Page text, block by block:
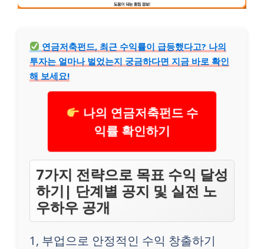
연금저축펀드, 최근 수익률이 급등했다고? 나의
투자는 얼마나 벌었는지 궁금하다면 지금 바로 확인
해 보세요!
나의 연금저축펀드 수
익률 확인하기
7가지 전략으로 목표 수익 달성
하기| 단계별 공지 및 실전 노
우하우 공개
1, 부업으로 안정적인 수익 창출하기